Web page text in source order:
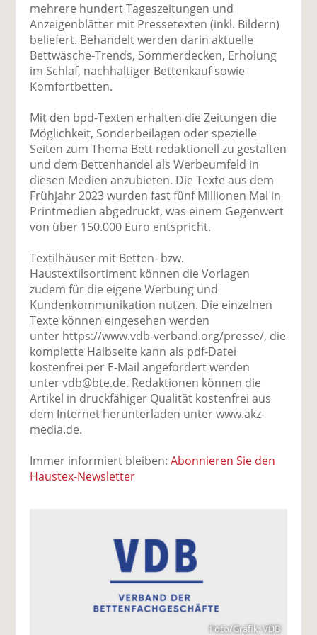
F
ac
e
b
o
k
te
il
e
n
tt
er
n
Li
n
k
e
il
e
n
m
l
se
n
d
e
ck
e
mehrere hundert Tageszeitungen und
Anzeigenblätter mit Pressetexten (inkl. Bildern)
beliefert. Behandelt werden darin aktuelle
Bettwäsche-Trends, Sommerdecken, Erholung
im Schlaf, nachhaltiger Bettenkauf sowie
Komfortbetten.
Mit den bpd-Texten erhalten die Zeitungen die
Möglichkeit, Sonderbeilagen oder spezielle
Seiten zum Thema Bett redaktionell zu gestalten
und dem Bettenhandel als Werbeumfeld in
diesen Medien anzubieten. Die Texte aus dem
Frühjahr 2023 wurden fast fünf Millionen Mal in
Printmedien abgedruckt, was einem Gegenwert
von über 150.000 Euro entspricht.
Textilhäuser mit Betten- bzw.
Haustextilsortiment können die Vorlagen
zudem für die eigene Werbung und
Kundenkommunikation nutzen. Die einzelnen
Texte können eingesehen werden
unter https://www.vdb-verband.org/presse/, die
komplette Halbseite kann als pdf-Datei
kostenfrei per E-Mail angefordert werden
unter vdb@bte.de. Redaktionen können die
Artikel in druckfähiger Qualität kostenfrei aus
dem Internet herunterladen unter www.akz-
media.de.
Immer informiert bleiben:Abonnieren Sie den
Haustex-Newsletter
Foto/Grafik: VDB